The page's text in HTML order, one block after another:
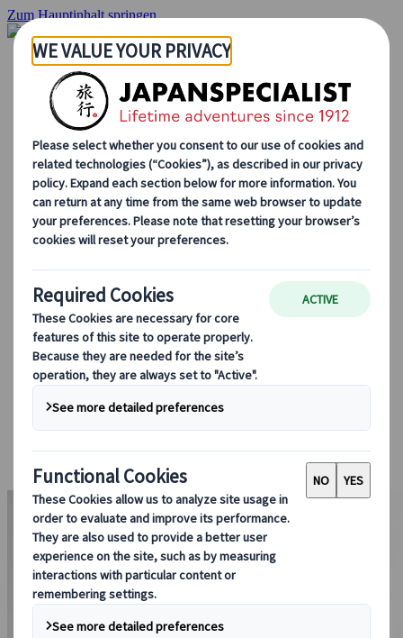
Zum Hauptinhalt springen
Startseite
Rundreisen
Individuelle Reisen
Gruppenreisen
Selbstfahrerreisen
Ausflüge
Massgeschneiderte Gruppenreisen
Japan Rail Pass
Wie wir arbeiten
Über uns
Treffen Sie unser Team
Werden Sie Teil unseres Teams
Saisonale Reisetipps
Highlights des Reiseziels
Kulturelle Einblicke
Kulinarische Erlebnisse
Entdecke Japan mit dem Zug
Häufig gestellte Fragen
Wichtige Informationen
Etikette in Japan
Autofahren in Japan
Bei uns buchen
Japan Rail Pass
Unterkunft
Online-Beratung